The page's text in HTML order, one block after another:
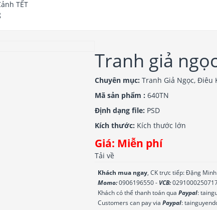
TẾT
Tranh giả
Chuyên mục: Tranh Giả Ngọc, Điêu
Mã sản phẩm : 640TN
Định dạng file: PSD
Kích thước: Kích thước lớn
Giá: Miễn phí
Tải về
Khách mua ngay, CK trực tiếp: Đặng
Momo:0906196550 - VCB:
Khách có thể thanh toán quaPaypal:
Customers can pay viaPaypal: